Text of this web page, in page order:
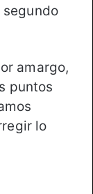
segundo
amargo,
puntos
lo